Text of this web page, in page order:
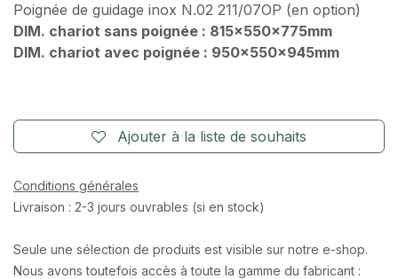
Poignée de guidage inox N.02 211/07OP (en option)
DIM. chariot sans poignée : 815x550x775mm
DIM. chariot avec poignée : 950x550x945mm
Ajouter à la liste de souhaits
Conditions générales
Livraison : 2-3 jours ouvrables (si en stock)
Seule une sélection de produits est visible sur notre e-shop.
Nous avons toutefois accès à toute la gamme du fabricant :